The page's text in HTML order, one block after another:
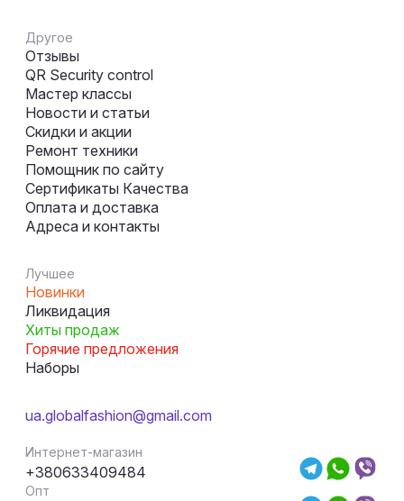
Другое
Отзывы
QR Security control
Мастер классы
Новости и статьи
Скидки и акции
Ремонт техники
Помощник по сайту
Сертификаты Качества
Оплата и доставка
Адреса и контакты
Лучшее
Новинки
Ликвидация
Хиты продаж
Горячие предложения
Наборы
ua.globalfashion@gmail.com
Интернет-магазин
+380633409484
Опт